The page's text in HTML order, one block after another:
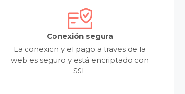
Conexión segura
La conexión y el pago a través de la
web es seguro y está encriptado con
SSL